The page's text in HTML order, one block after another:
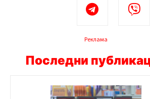
Реклама
Последни